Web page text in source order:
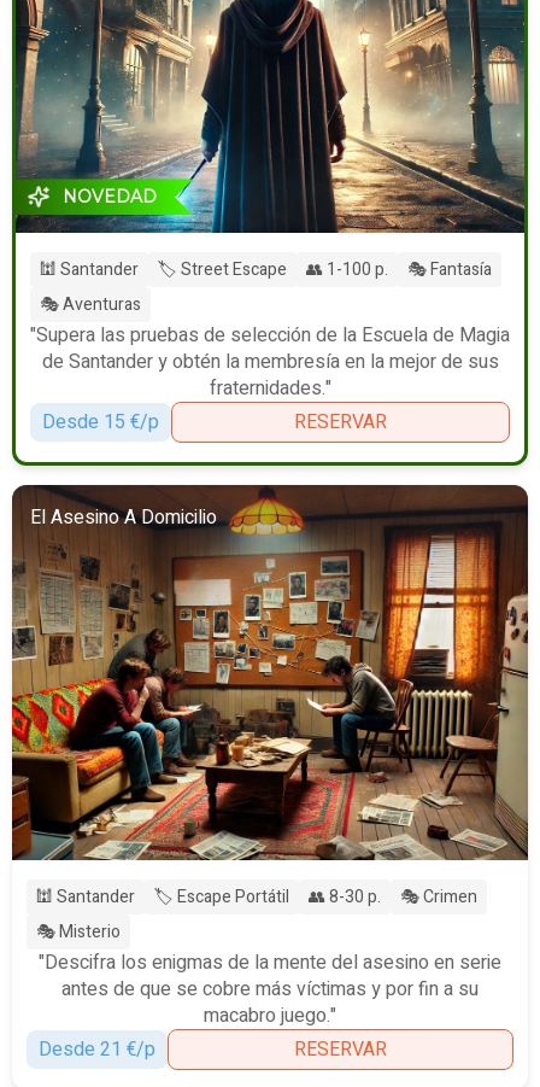
NOVEDAD
🕍 Santander 🏷️ Street Escape 👥 1-100 p.
🎭 Fantasía
🎭 Aventuras
"Supera las pruebas de selección de la Escuela de Magia
de Santander y obtén la membresía en la mejor de sus
fraternidades."
Desde 15 €/p
RESERVAR
El Asesino A Domicilio
🕍 Santander 🏷️ Escape Portátil 👥 8-30 p.
🎭 Crimen
🎭 Misterio
"Descifra los enigmas de la mente del asesino en serie
antes de que se cobre más víctimas y por fin a su
macabro juego."
Desde 21 €/p
RESERVAR